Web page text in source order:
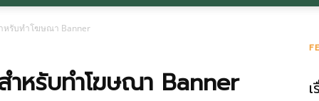
หรับทำโฆษณา Banner
ำหรับทำโฆษณา Banner